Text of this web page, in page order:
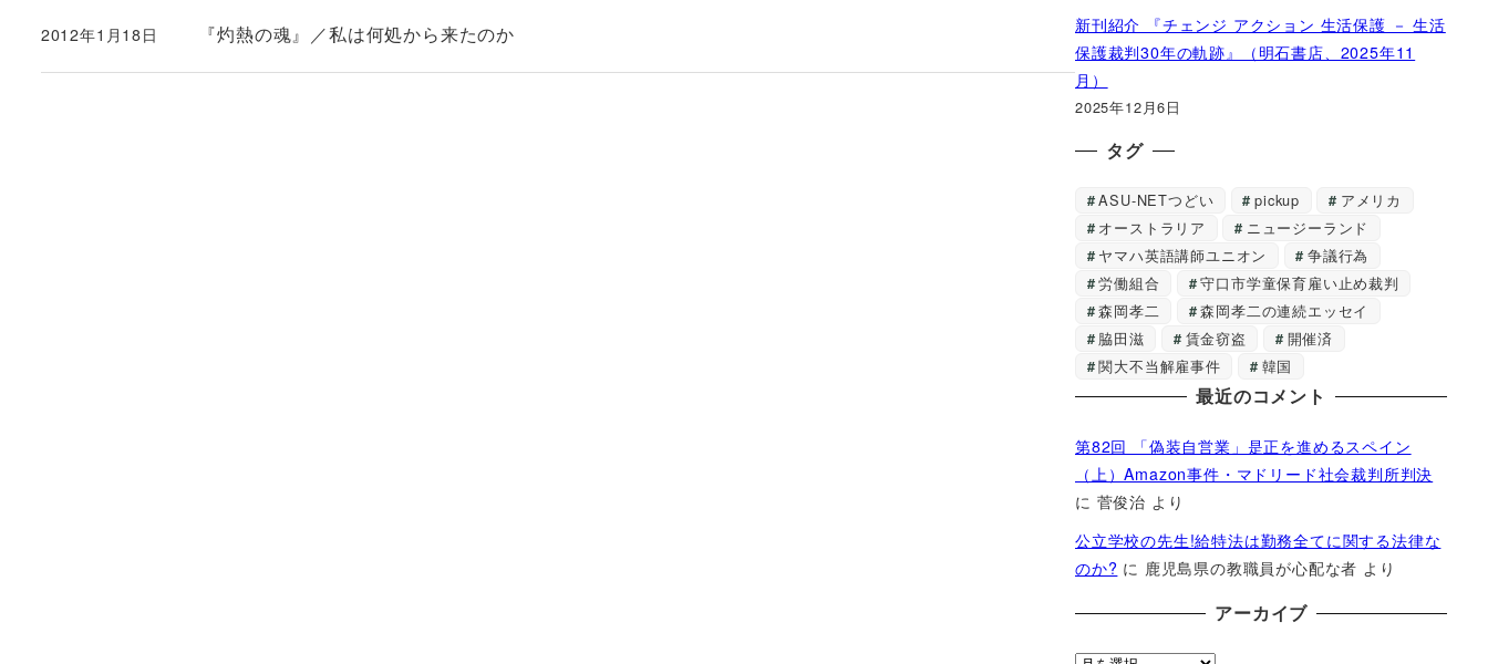
『灼熱の魂』／私は何処から来たのか
投稿日
2012年1月18日
新刊紹介 『チェンジ アクション 生活保護 － 生活
保護裁判30年の軌跡』（明石書店、2025年11
月）
2025年12月6日
タグ
ASU-NETつどい pickup
アメリカ
オーストラリア
ニュージーランド
ヤマハ英語講師ユニオン
争議行為
労働組合
守口市学童保育雇い止め裁判
森岡孝二
森岡孝二の連続エッセイ
脇田滋
賃金窃盗
開催済
関大不当解雇事件
韓国
最近のコメント
第82回 「偽装自営業」是正を進めるスペイン
（上）Amazon事件・マドリード社会裁判所判決
に 菅俊治 より
公立学校の先生!給特法は勤務全てに関する法律な
のか? に 鹿児島県の教職員が心配な者 より
アーカイブ